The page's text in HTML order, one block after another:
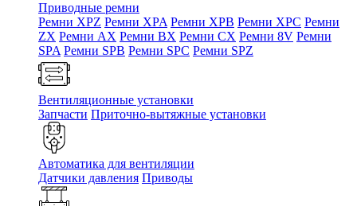
Приводные ремни
Ремни XPZ Ремни XPA Ремни XPB Ремни XPC Ремни
ZX Ремни AX Ремни BX Ремни CX Ремни 8V Ремни
SPA Ремни SPB Ремни SPC Ремни SPZ
Вентиляционные установки
Запчасти Приточно-вытяжные установки
Автоматика для вентиляции
Датчики давления Приводы